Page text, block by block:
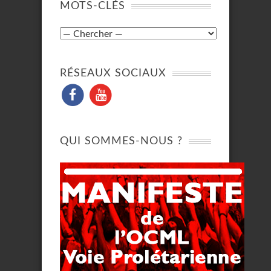
MOTS-CLÉS
RÉSEAUX SOCIAUX
QUI SOMMES-NOUS ?